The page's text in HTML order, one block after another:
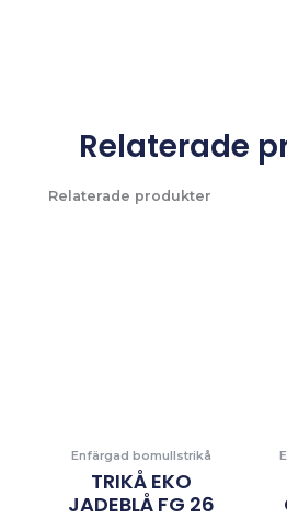
Relaterade
Relaterade produkter
Enfärgad bomullstrikå
TRIKÅ EKO
JADEBLÅ FG 26